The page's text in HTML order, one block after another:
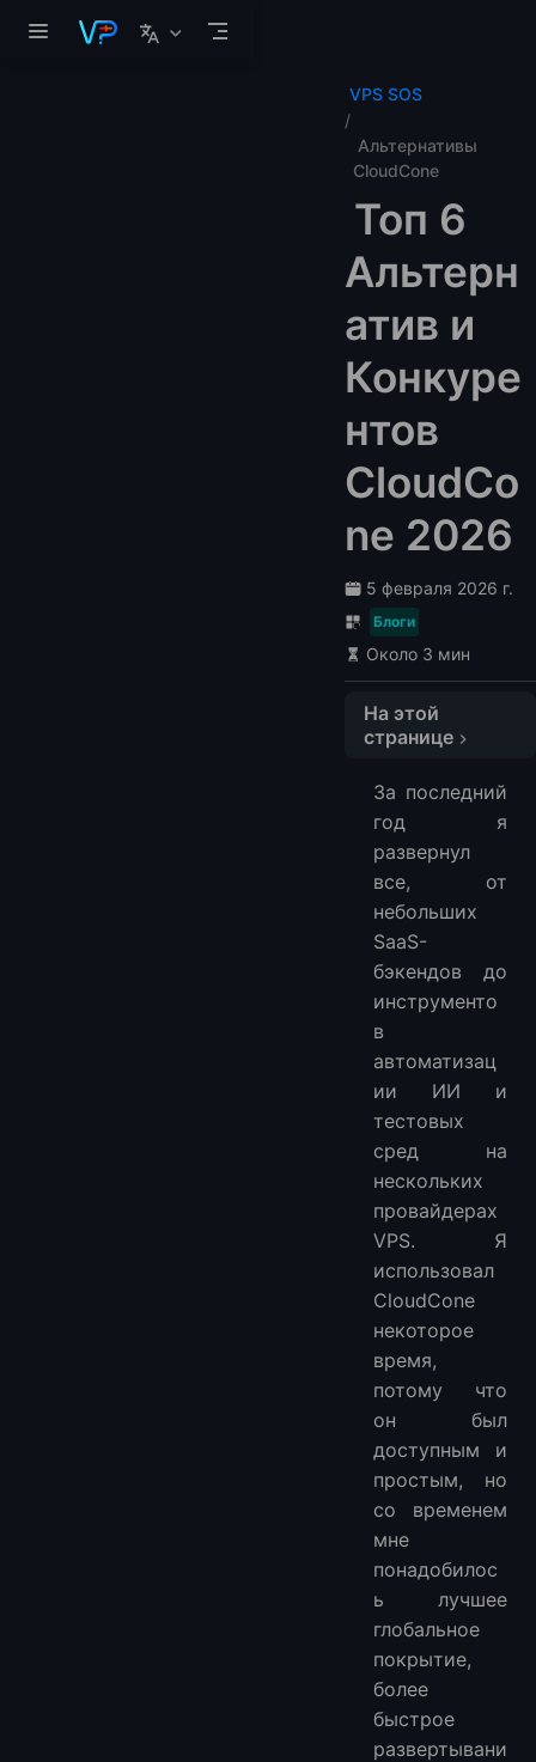
VPS SOS
Альтернативы
CloudCone
Топ 6
Альтерн
атив и
Конкуре
нтов
CloudCo
ne 2026
5 февраля 2026 г.
Блоги
Около 3 мин
На этой
странице
1. LightNode
Плюсы
2. Vultr
Плюсы
Минусы
3. DigitalOcean
Плюсы
Минусы
Плюсы
Минусы
Плюсы
6️⃣ Contabo
Плюсы
Минусы
За последний
год я
развернул
все, от
небольших
SaaS-
бэкендов до
инструменто
в
автоматизац
ии ИИ и
тестовых
сред на
нескольких
провайдерах
VPS. Я
использовал
CloudCone
некоторое
время,
потому что
он был
доступным и
простым, но
со временем
мне
понадобилос
ь лучшее
глобальное
покрытие,
более
быстрое
развертывани